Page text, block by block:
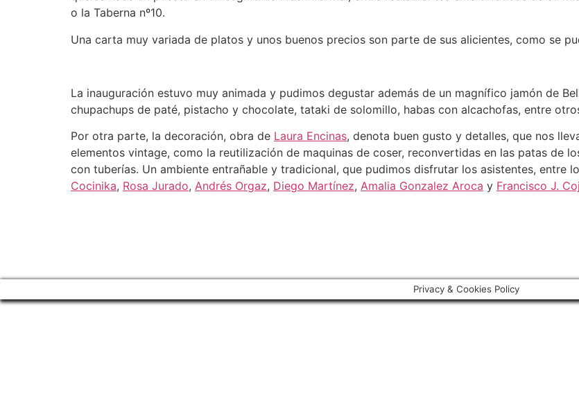
o la Taberna nº10.
Una carta muy variada de platos y unos buenos precios son parte de sus alicientes, como se
La inauguración estuvo muy animada y pudimos degustar además de un magnífico jamón de
chupachups de paté, pistacho y chocolate, tataki de solomillo, habas con alcachofas, entre
Por otra parte, la decoración, obra de Laura Encinas, denota buen gusto y detalles, que nos
elementos vintage, como la reutilización de maquinas de coser, reconvertidas en las patas de
con tuberías. Un ambiente entrañable y tradicional, que pudimos disfrutar los asistentes, entre
Cocinika, Rosa Jurado, Andrés Orgaz, Diego Martínez, Amalia Gonzalez Aroca y Francisco J.
Privacy & Cookies Policy